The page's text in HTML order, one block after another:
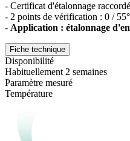
- Certificat d'étalonnage
- 2 points de vérification : 0 /
- Application : étalonnage
Fiche technique
Disponibilité
Habituellement 2 semaines
Paramètre mesuré
Température